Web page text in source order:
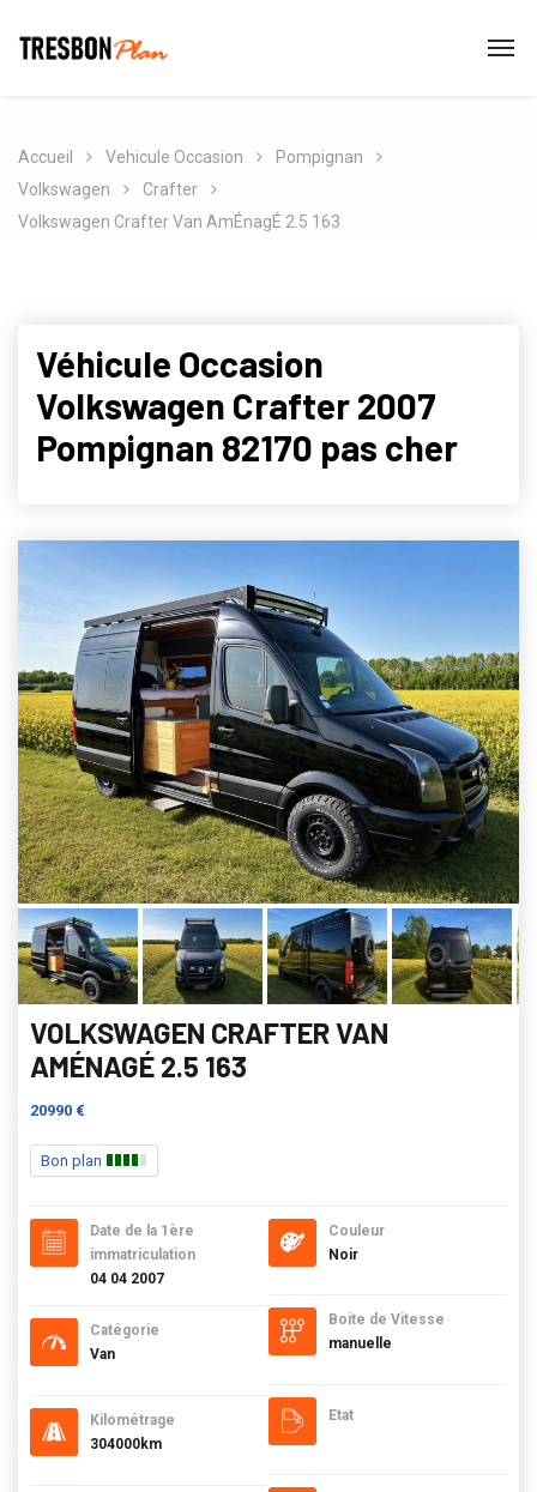
Accueil Vehicule Occasion
Pompignan
Volkswagen
Crafter
Volkswagen Crafter Van AmÉnagÉ 2.5 163
Véhicule Occasion
Volkswagen Crafter 2007
Pompignan 82170 pas cher
VOLKSWAGEN CRAFTER VAN
AMÉNAGÉ 2.5 163
20990 €
Bon plan
Date de la 1ère
immatriculation
04 04 2007
Catégorie
Van
Kilométrage
304000km
Couleur
Noir
Boite de Vitesse
manuelle
Etat